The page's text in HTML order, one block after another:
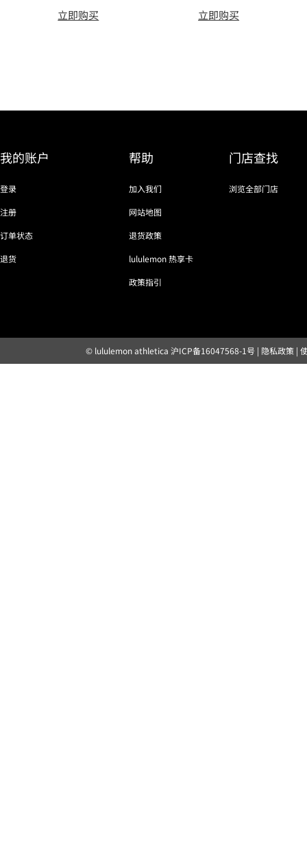
立即购买
立即购买
我的账户
登录
注册
订单状态
退货
帮助
加入我们
网站地图
退货政策
lululemon 热享卡
政策指引
门店查找
浏览全部门店
© lululemon athletica 沪ICP备16047568-1号 | 隐私政策|